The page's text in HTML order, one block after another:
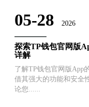
05-28 2026
探索TP钱包官网版
详解
了解TP钱包官网版App
借其强大的功能和安全
论您......